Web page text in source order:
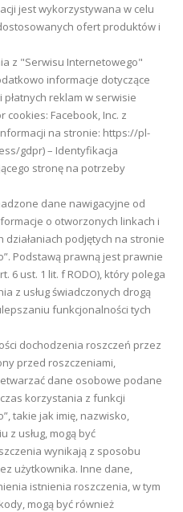
jest wykorzystywana w celu
ofert produktów i
z "Serwisu Internetowego"
informacje dotyczące
reklam w serwisie
cookies: Facebook, Inc. z
na stronie: https://pl-
gdpr) – Identyfikacja
stronę na potrzeby
dane nawigacyjne od
o otworzonych linkach i
działaniach podjętych na stronie
Podstawą prawną jest prawnie
6 ust. 1 lit. f RODO), który polega
z usług świadczonych drogą
funkcjonalności tych
dochodzenia roszczeń przez
przed roszczeniami,
dane osobowe podane
korzystania z funkcji
takie jak imię, nazwisko,
z usług, mogą być
wynikają z sposobu
użytkownika. Inne dane,
istnienia roszczenia, w tym
mogą być również